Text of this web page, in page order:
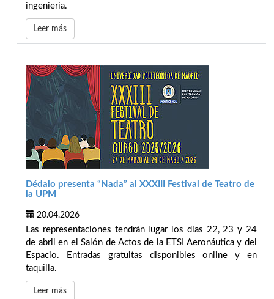
ingeniería.
Leer más
Dédalo presenta “Nada” al XXXIII Festival de Teatro de
la UPM
20.04.2026
Las representaciones tendrán lugar los días 22, 23 y 24
de abril en el Salón de Actos de la ETSI Aeronáutica y del
Espacio. Entradas gratuitas disponibles online y en
taquilla.
Leer más